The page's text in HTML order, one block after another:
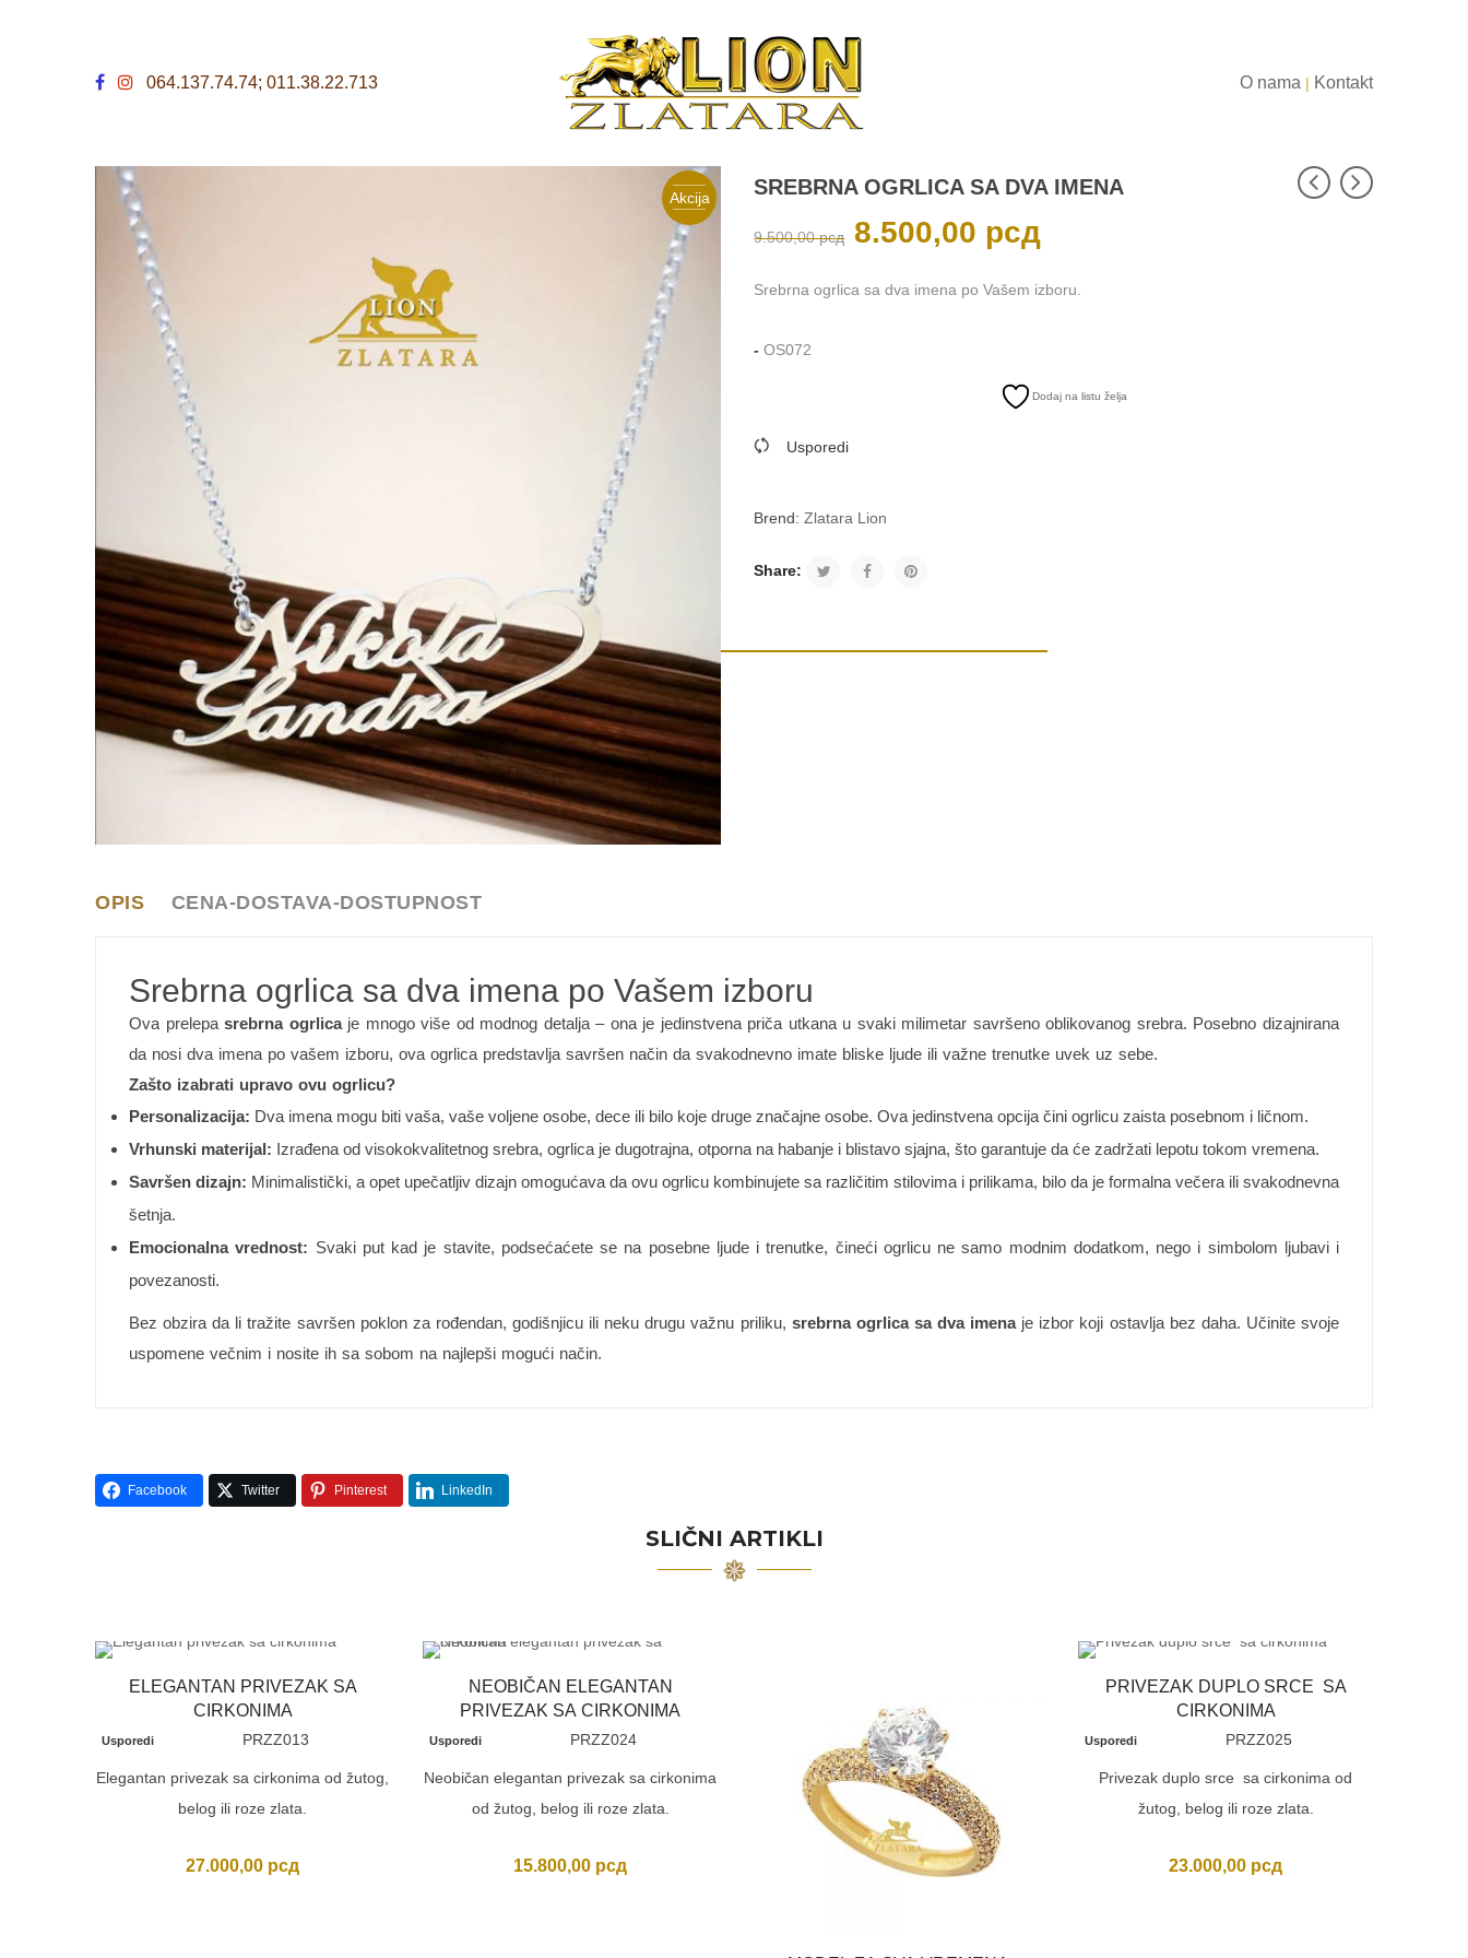
064.137.74.74; 011.38.22.713 O nama | Kontakt
Akcija SREBRNA OGRLICA SA DVA IMENA
9.500,00рсд
Originalna
cena
9.500,00 рсд.
8.500,00 рсдcena
je:
Srebrna ogrlica sa dva imena po Vašem izboru.
-OS072
Dodaj na listu želja
Usporedi
Brend:Zlatara Lion
Share:
OPIS CENA-DOSTAVA-DOSTUPNOST
Srebrna ogrlica sa dva imena po Vašem izboru
Ova prelepasrebrna ogrlicaje mnogo više od modnog detalja – ona je jedinstvena priča utkana u svaki milimetar savršeno oblikovanog srebra. Posebno dizajnirana
da nosi dva imena po vašem izboru, ova ogrlica predstavlja savršen način da svakodnevno imate bliske ljude ili važne trenutke uvek uz sebe.
Zašto izabrati upravo ovu ogrlicu?
Personalizacija: Dva imena mogu biti vaša, vaše voljene osobe, dece ili bilo koje druge značajne osobe. Ova jedinstvena opcija čini ogrlicu zaista posebnom i ličnom.
Vrhunski materijal: Izrađena od visokokvalitetnog srebra, ogrlica je dugotrajna, otporna na habanje i blistavo sjajna, što garantuje da će zadržati lepotu tokom vremena.
Savršen dizajn: Minimalistički, a opet upečatljiv dizajn omogućava da ovu ogrlicu kombinujete sa različitim stilovima i prilikama, bilo da je formalna večera ili svakodnevna
šetnja.
Emocionalna vrednost: Svaki put kad je stavite, podsećaćete se na posebne ljude i trenutke, čineći ogrlicu ne samo modnim dodatkom, nego i simbolom ljubavi i
povezanosti.
Bez obzira da li tražite savršen poklon za rođendan, godišnjicu ili neku drugu važnu priliku, srebrna ogrlica sa dva imenaje izbor koji ostavlja bez daha. Učinite svoje
uspomene večnim i nosite ih sa sobom na najlepši mogući način.
Facebook Twitter Pinterest LinkedIn
SLIČNI ARTIKLI
ELEGANTAN PRIVEZAK SA
CIRKONIMA
Usporedi PRZZ013
Elegantan privezak sa cirkonima od žutog,
belog ili roze zlata.
27.000,00 рсд
NEOBIČAN ELEGANTAN
PRIVEZAK SA CIRKONIMA
Usporedi PRZZ024
Neobičan elegantan privezak sa cirkonima
od žutog, belog ili roze zlata.
15.800,00 рсд
PRIVEZAK DUPLO SRCE SA
CIRKONIMA
Usporedi PRZZ025
Privezak duplo srce sa cirkonima od
žutog, belog ili roze zlata.
23.000,00 рсд